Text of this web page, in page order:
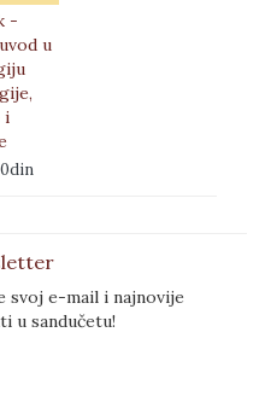
-
u
i
svoj e-mail i najnovije
u sandučetu!